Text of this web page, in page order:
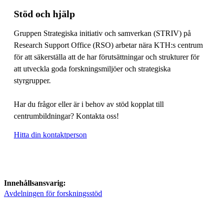
Stöd och hjälp
Gruppen Strategiska initiativ och samverkan (STRIV) på
Research Support Office (RSO) arbetar nära KTH:s centrum
för att säkerställa att de har förutsättningar och strukturer för
att utveckla goda forskningsmiljöer och strategiska
styrgrupper.
Har du frågor eller är i behov av stöd kopplat till
centrumbildningar? Kontakta oss!
Hitta din kontaktperson
Innehållsansvarig:
Avdelningen för forskningsstöd